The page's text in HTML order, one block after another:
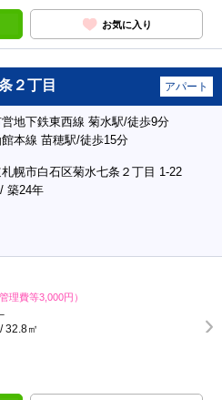
お気に入り
２丁目 アパート
地下鉄東西線 菊水駅/徒歩9分
館本線 苗穂駅/徒歩15分
幌市白石区菊水七条２丁目 1-22
築24年
管理費等3,000円）
32.8㎡